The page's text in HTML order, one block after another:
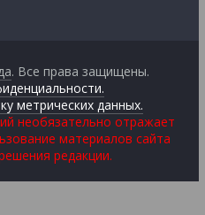
. Все права защищены.
метрических данных.
необязательно отражает
материалов сайта
редакции.